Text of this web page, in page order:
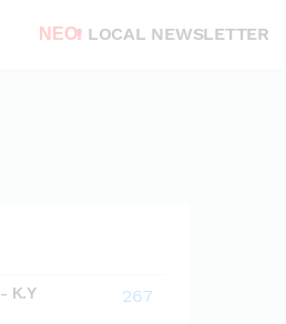
ΝΕΟ! LOCAL NEWSLETTER
Κ.Υ
267